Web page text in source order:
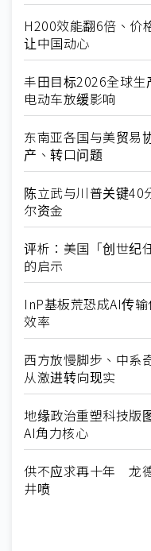
H200效能翻6倍、
让中国动心
丰田目标2026全球
电动车放缓影响
东南亚各国与美贸
产、转口问题
陈立武与川普关键
尔资金
评析：美国「创世纪
的启示
InP基板荒恐成AI传
效率
西方放慢脚步、中
从激进转向现实
地缘政治重塑科技
AI角力核心
供不应求再十年 龙
井喷